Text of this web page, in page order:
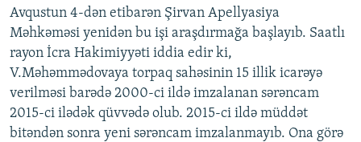
Avqustun 4-dən etibarən Şirvan Apellyasiya
Məhkəməsi yenidən bu işi araşdırmağa başlayıb. Saatlı
rayon İcra Hakimiyyəti iddia edir ki,
V.Məhəmmədovaya torpaq sahəsinin 15 illik icarəyə
verilməsi barədə 2000-ci ildə imzalanan sərəncam
2015-ci ilədək qüvvədə olub. 2015-ci ildə müddət
bitəndən sonra yeni sərəncam imzalanmayıb. Ona görə